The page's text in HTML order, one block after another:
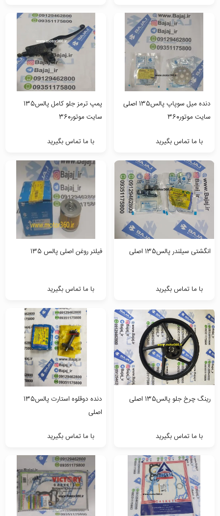
دنده میل سوپاپ پالس135 اصلی
سایت موتور360
با ما تماس بگیرید
پمپ ترمز جلو کامل پالس135
سایت موتور360
با ما تماس بگیرید
انگشتی سیلندر پالس135 اصلی
با ما تماس بگیرید
فیلتر روغن اصلی پالس 135
با ما تماس بگیرید
رینگ چرخ جلو پالس135 اصلی
با ما تماس بگیرید
دنده دوقلوه استارت پالس135
اصلی
با ما تماس بگیرید